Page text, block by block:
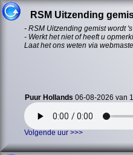
RSM Uitzending
Puur Hollands 06-08-2026 van
Volgende uur >>>
- RSM Uitzending gemist wordt
- Werkt het niet of heeft u
Laat het ons weten via